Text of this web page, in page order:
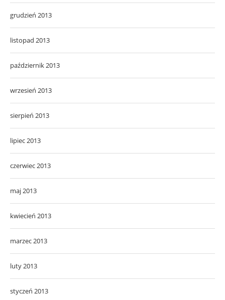
grudzień 2013
listopad 2013
październik 2013
wrzesień 2013
sierpień 2013
lipiec 2013
czerwiec 2013
maj 2013
kwiecień 2013
marzec 2013
luty 2013
styczeń 2013